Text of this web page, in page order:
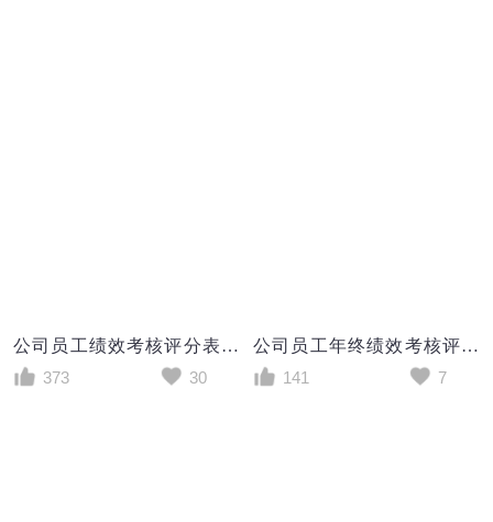
公司员工绩效考核评分表EXCEL模板
373
30
公司员工年终绩效考核评分表Excel模板
141
7